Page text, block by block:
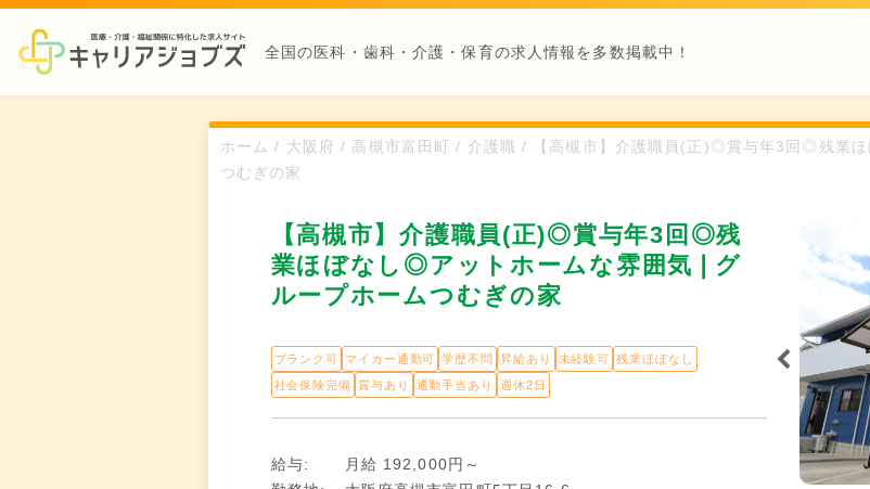
全国の医科・歯科・介護・保育の求人情報を多数掲載中！
ホーム / 大阪府 / 高槻市富田町 / 介護職 / 【高槻市】介護職員(正)◎賞与年3回◎残業
つむぎの家
【高槻市】介護職員(正)◎賞与年3回◎残
業ほぼなし◎アットホームな雰囲気❘グ
ループホームつむぎの家
ブランク可 マイカー通勤可 学歴不問 昇給あり 未経験可 残業ほぼなし
社会保険完備 賞与あり 通勤手当あり 週休2日
給与:
月給 192,000円～